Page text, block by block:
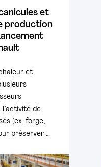
et
production
et
de
(ex. forge,
préserver …